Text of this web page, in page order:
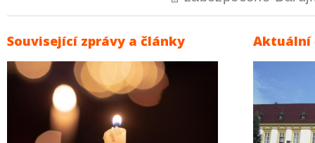
Související zprávy a články Aktuální